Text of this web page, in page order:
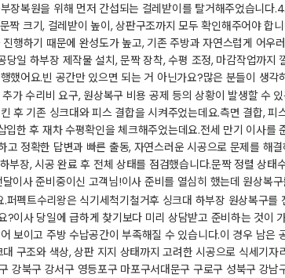
장복원을 위해 먼저 간섭되는 걸레받이를 탈거해주었습니
짝 크기, 걸레받이 높이, 상판구조까지 모두 확인해주어야
행하기 때문에 완성도가 높고, 기존 주방과 자연스럽게 어
당일 하부장 제작물 설치, 문짝 장착, 수평 조정, 마감작업까
했어요.​​빈 공간만 있으면 되는 거 아닌가요?​많은 분들이 생각
가 수리비 요구, 원상복구 비용 공제 등의 상황이 발생할 수
후 기존 싱크대와 피스 결합을 시켜주었는데요.​​측면 결합,
입한 후 재차 수평확인을 체크해주었는데요.​전세 만기 이사
고 정확한 답변과 빠른 출동, 자연스러운 시공으로 문제를 해
부장, 시공 완료 후 전체 상태를 점검했습니다.​문짝 정렬 상
이사 준비중이신 고객님!​이사 준비를 열심히 했는데 원상복
.​​퍼펙트수리왕은 식기세척기철거후 싱크대 하부장 원상복구
?​이사 당일에 급하게 찾기보다 미리 상담받고 준비하는 것이
보이고 주방 수납공간이 부족해질 수 있습니다.​이 경우 남
구조와 색상, 상판 지지 상태까지 고려한 시공으로 식세기
강북구 강서구 영등포구 마포구서대문구 구로구 성북구 강